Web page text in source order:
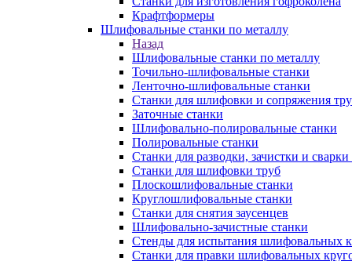
Крафтформеры
Шлифовальные станки по металлу
Назад
Шлифовальные станки по металлу
Точильно-шлифовальные станки
Ленточно-шлифовальные станки
Станки для шлифовки и сопряжения
Заточные станки
Шлифовально-полировальные станки
Полировальные станки
Станки для разводки, зачистки и сварки
Станки для шлифовки труб
Плоскошлифовальные станки
Круглошлифовальные станки
Станки для снятия заусенцев
Шлифовально-зачистные станки
Стенды для испытания шлифовальных
Станки для правки шлифовальных